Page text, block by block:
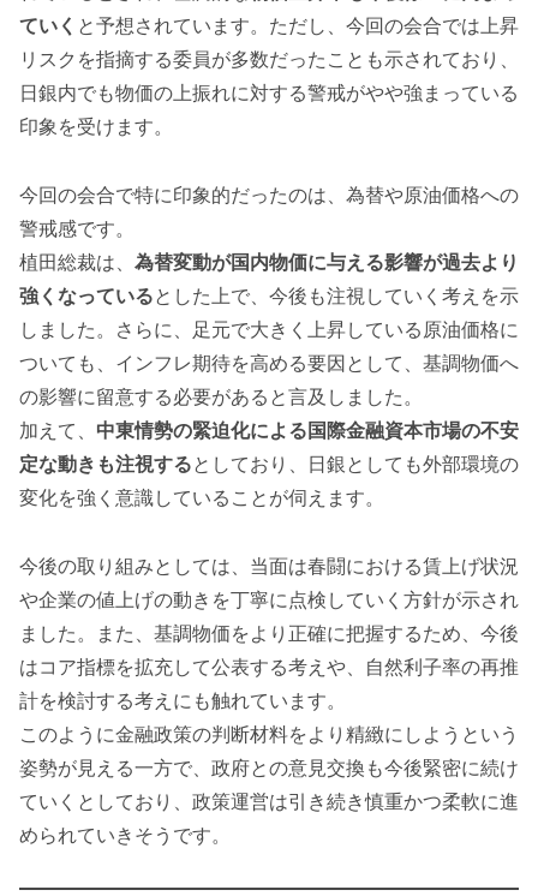
ていく と予想されています。ただし、今回の会合では上昇
リスクを指摘する委員が多数だったことも示されており、
日銀内でも物価の上振れに対する警戒がやや強まっている
印象を受けます。
今回の会合で特に印象的だったのは、為替や原油価格への
警戒感です。
植田総裁は、 為替変動が国内物価に与える影響が過去より
強くなっているとした上で、今後も注視していく考えを示
しました。さらに、足元で大きく上昇している原油価格に
ついても、インフレ期待を高める要因として、基調物価へ
の影響に留意する必要があると言及しました。
加えて、 中東情勢の緊迫化による国際金融資本市場の不安
定な動きも注視するとしており、日銀としても外部環境の
変化を強く意識していることが伺えます。
今後の取り組みとしては、当面は春闘における賃上げ状況
や企業の値上げの動きを丁寧に点検していく方針が示され
ました。また、基調物価をより正確に把握するため、今後
はコア指標を拡充して公表する考えや、自然利子率の再推
計を検討する考えにも触れています。
このように金融政策の判断材料をより精緻にしようという
姿勢が見える一方で、政府との意見交換も今後緊密に続け
ていくとしており、政策運営は引き続き慎重かつ柔軟に進
められていきそうです。